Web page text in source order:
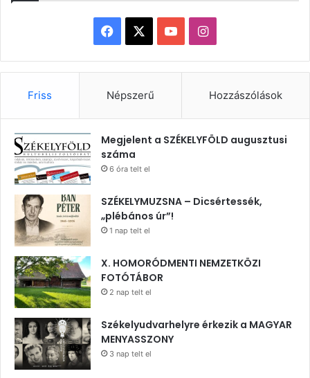
Facebook YouTubeInstagram
Friss Népszerű Hozzászólások
Megjelent a SZÉKELYFÖLD augusztusi
száma
6 óra telt el
SZÉKELYMUZSNA – Dicsértessék,
„plébános úr”!
1 nap telt el
X. HOMORÓDMENTI NEMZETKÖZI
FOTÓTÁBOR
2 nap telt el
Székelyudvarhelyre érkezik a MAGYAR
MENYASSZONY
3 nap telt el